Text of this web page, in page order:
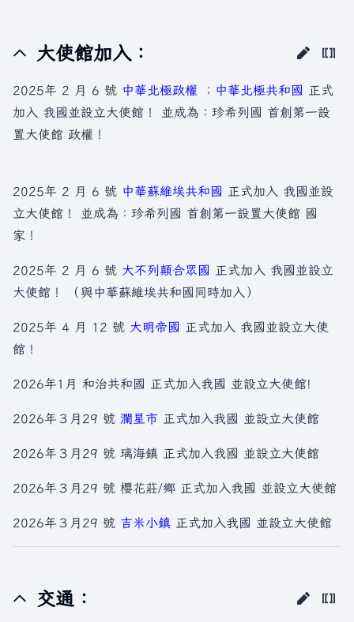
大使館加入：
2025年 2 月 6 號 中華北極政權 ； 中華北極共和國 正式
加入 我國並設立大使館！ 並成為：珍希列國 首創第一設
置大使館 政權！
2025年 2 月 6 號 中華蘇維埃共和國 正式加入 我國並設
立大使館！ 並成為：珍希列國 首創第一設置大使館 國
家！
2025年 2 月 6 號 大不列顛合眾國 正式加入 我國並設立
大使館！ （與中華蘇維埃共和國同時加入）
2025年 4 月 12 號 大明帝國 正式加入 我國並設立大使
館！
2026年1月 和治共和國 正式加入我國 並設立大使館!
2026年３月29 號 瀾星市 正式加入我國 並設立大使館
2026年３月29 號 璃海鎮 正式加入我國 並設立大使館
2026年３月29 號 櫻花莊/鄉 正式加入我國 並設立大使館
2026年３月29 號 吉米小鎮 正式加入我國 並設立大使館
交通：